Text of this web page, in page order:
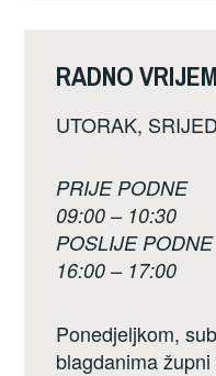
RADNO
UTORAK,
PRIJE PODNE
09:00 – 10:30
POSLIJE PODNE
16:00 – 17:00
Ponedjeljkom,
blagdanima